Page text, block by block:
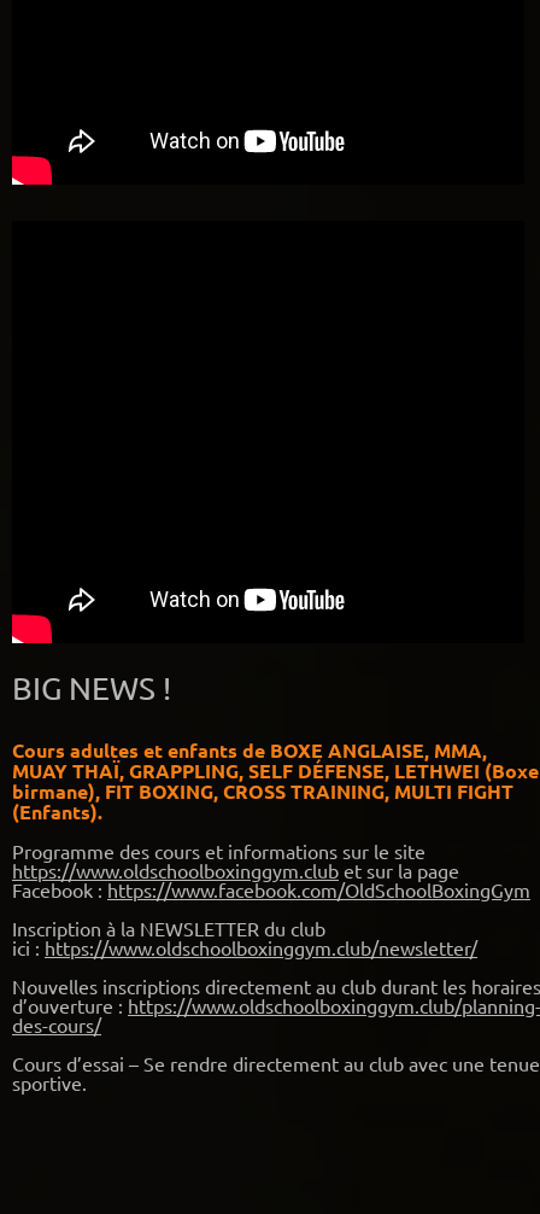
BIG NEWS !
Cours adultes et enfants de BOXE ANGLAISE, MMA,
MUAY THAÏ, GRAPPLING, SELF DÉFENSE, LETHWEI (Boxe
birmane), FIT BOXING, CROSS TRAINING, MULTI FIGHT
(Enfants).
Programme des cours et informations sur le site
https://www.oldschoolboxinggym.club et sur la page
Facebook : https://www.facebook.com/OldSchoolBoxingGym
Inscription à la NEWSLETTER du club
ici : https://www.oldschoolboxinggym.club/newsletter/
Nouvelles inscriptions directement au club durant les horaires
d’ouverture : https://www.oldschoolboxinggym.club/planning-
des-cours/
Cours d’essai – Se rendre directement au club avec une tenue
sportive.